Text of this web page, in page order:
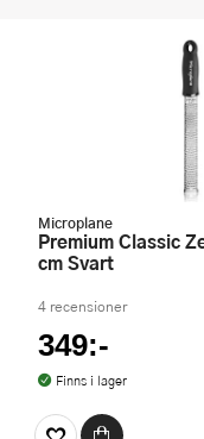
Microplane
Premium Classic Zester Rivjärn 32
cm Svart
4 recensioner
349:-
Finns i lager